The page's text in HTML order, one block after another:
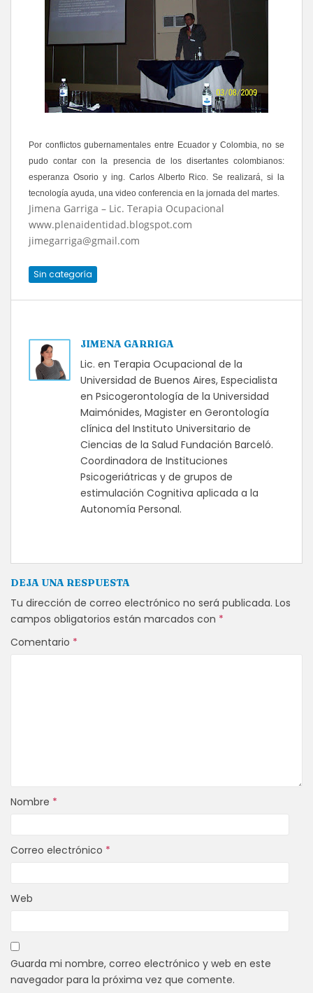
Por conflictos gubernamentales entre Ecuador y Colombia, no se
pudo contar con la presencia de los disertantes colombianos:
esperanza Osorio y ing. Carlos Alberto Rico. Se realizará, si la
tecnología ayuda, una video conferencia en la jornada del martes.
Jimena Garriga – Lic. Terapia Ocupacional
www.plenaidentidad.blogspot.com
jimegarriga@gmail.com
Sin categoría
JIMENA GARRIGA
Lic. en Terapia Ocupacional de la
Universidad de Buenos Aires, Especialista
en Psicogerontología de la Universidad
Maimónides, Magister en Gerontología
clínica del Instituto Universitario de
Ciencias de la Salud Fundación Barceló.
Coordinadora de Instituciones
Psicogeriátricas y de grupos de
estimulación Cognitiva aplicada a la
Autonomía Personal.
DEJA UNA RESPUESTA
Tu dirección de correo electrónico no será publicada. Los
campos obligatorios están marcados con *
Comentario *
Nombre *
Correo electrónico *
Web
Guarda mi nombre, correo electrónico y web en este
navegador para la próxima vez que comente.